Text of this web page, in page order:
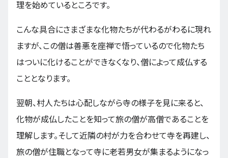
理を始めているところです。
こんな具合にさまざまな化物たちが代わるがわるに現れ
ますが、この僧は善悪を座禅で悟っているので化物たち
はついに化けることができなくなり、僧によって成仏する
こととなります。
翌朝、村人たちは心配しながら寺の様子を見に来ると、
化物が成仏したことを知って旅の僧が高僧であることを
理解します。そして近隣の村が力を合わせて寺を再建し、
旅の僧が住職となって寺に老若男女が集まるようになっ